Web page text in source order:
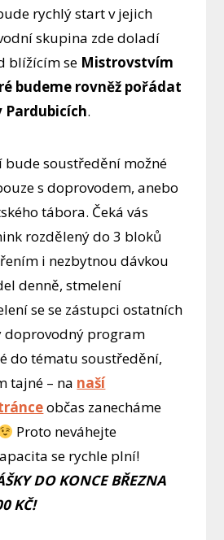
rychlý start v jejich
skupina zde doladí
blížícím se Mistrovstvím
budeme rovněž pořádat
Pardubicích.
bude soustředění možné
s doprovodem, anebo
tábora. Čeká vás
rozdělený do 3 bloků
i nezbytnou dávkou
denně, stmelení
se se zástupci ostatních
doprovodný program
do tématu soustředění,
tajné – na naší
občas zanecháme
Proto neváhejte
se rychle plní!
DO KONCE BŘEZNA
KČ!